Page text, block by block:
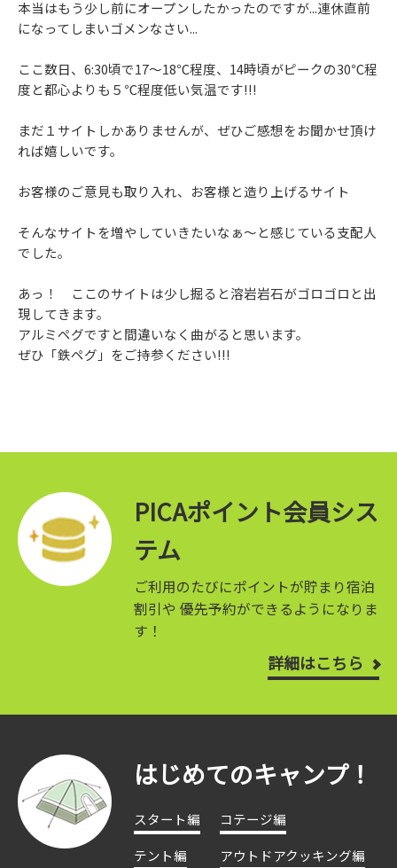
本当はもう少し前にオープンしたかったのですが...連休直前
になってしまいゴメンなさい...
ここ数日、6:30頃で17～18℃程度、14時頃がピークの30℃程
度と都心よりも５℃程度低い気温です!!!
まだ１サイトしかありませんが、ぜひご感想をお聞かせ頂け
れば嬉しいです。
お客様のご意見も取り入れ、お客様と造り上げるサイト
そんなサイトを増やしていきたいなぁ～と感じている支配人
でした。
あっ！ ここのサイトは少し掘ると溶岩岩石がゴロゴロと出
現してきます。
アルミペグですと間違いなく曲がると思います。
ぜひ「鉄ペグ」をご持参ください!!!
PICAポイント会員シス
テム
ご利用のたびにポイントが貯まり宿泊
割引や 優先予約ができるようになりま
す！
詳細はこちら
はじめてのキャンプ！
スタート編
コテージ編
テント編
アウトドアクッキング編